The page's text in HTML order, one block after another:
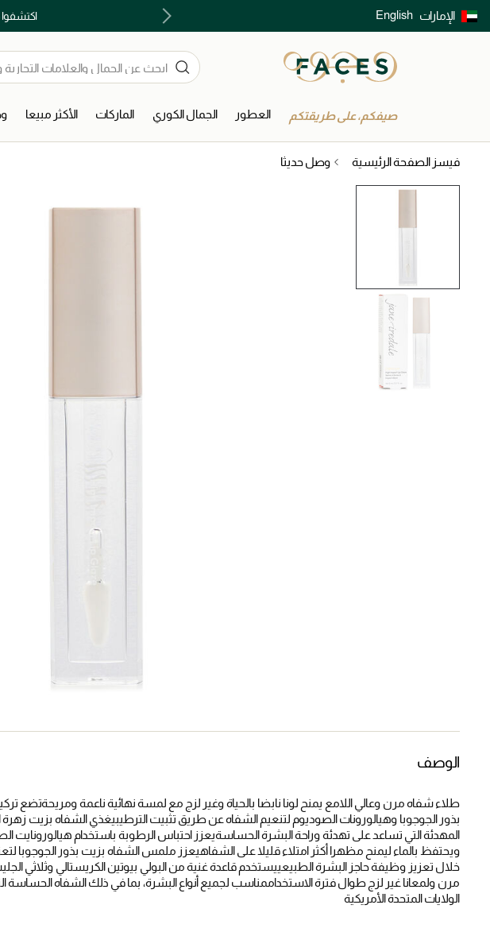
الإمارات English اكتشفوا توصيل سريع على جميع الطلبات ما فوق 299 درهم
صيفكم، على طريقتكم العطور الجمال الكوري الماركات الأكثر مبيعا
فيسز الصفحة الرئيسية وصل حديثا
الوصف
طلاء شفاه مرن وعالي اللامع يمنح لونا نابضا بالحياة وغير لزج مع لمسة نهائية ناعمة ومريحةتضع
بذور الجوجوبا وهيالورونات الصوديوم لتنعيم الشفاه عن طريق تثبيت الترطيبيغذي الشفاه بزيت
المهدئة التي تساعد على تهدئة وراحة البشرة الحساسةيعزز احتباس الرطوبة باستخدام
ويحتفظ بالماء ليمنح مظهرا أكثر امتلاء قليلا على الشفاهيعزز ملمس الشفاه بزيت بذور الجوجوبا
خلال تعزيز وظيفة حاجز البشرة الطبيعييستخدم قاعدة غنية من البولي بيوتين الكريستالي وثلاثي
مرن ولمعانا غير لزج طوال فترة الاستخداممناسب لجميع أنواع البشرة، بما في ذلك الشفاه الحساسة
الولايات المتحدة الأمريكية